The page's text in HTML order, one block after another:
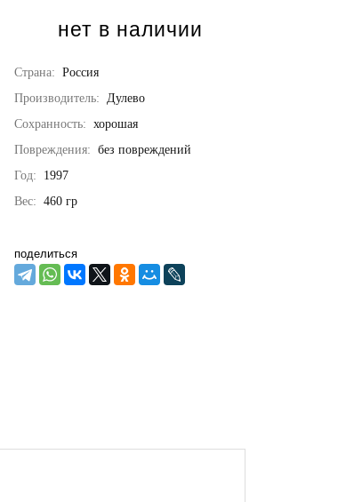
нет в наличии
Страна: Россия
Производитель: Дулево
Сохранность: хорошая
Повреждения: без повреждений
Год: 1997
Вес: 460 гр
поделиться